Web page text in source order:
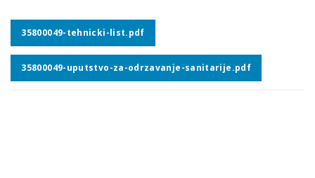
35800049-tehnicki-list.pdf
35800049-uputstvo-za-odrzavanje-sanitarije.pdf